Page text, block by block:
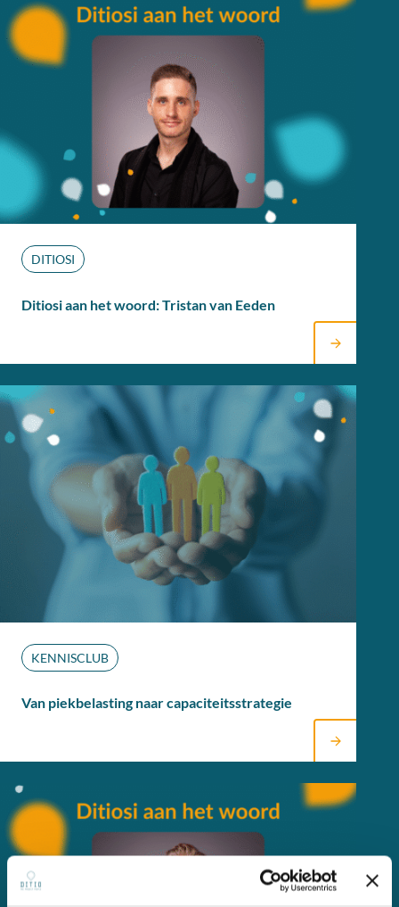
DITIOSI
Ditiosi aan het woord: Tristan van Eeden
KENNISCLUB
Van piekbelasting naar capaciteitsstrategie